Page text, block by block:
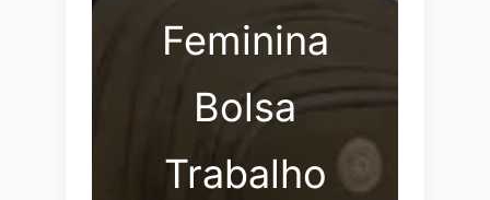
Feminina
Bolsa
Trabalho